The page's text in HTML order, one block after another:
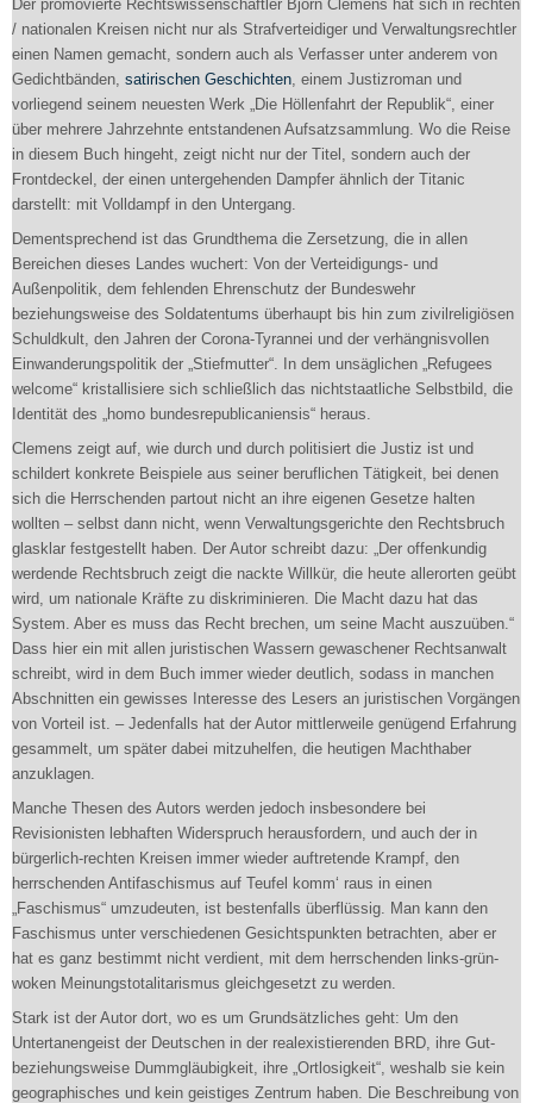
Der promovierte Rechtswissenschaftler Björn Clemens hat sich in rechten
/ nationalen Kreisen nicht nur als Strafverteidiger und Verwaltungsrechtler
einen Namen gemacht, sondern auch als Verfasser unter anderem von
Gedichtbänden, satirischen Geschichten, einem Justizroman und
vorliegend seinem neuesten Werk „Die Höllenfahrt der Republik“, einer
über mehrere Jahrzehnte entstandenen Aufsatzsammlung. Wo die Reise
in diesem Buch hingeht, zeigt nicht nur der Titel, sondern auch der
Frontdeckel, der einen untergehenden Dampfer ähnlich der Titanic
darstellt: mit Volldampf in den Untergang.
Dementsprechend ist das Grundthema die Zersetzung, die in allen
Bereichen dieses Landes wuchert: Von der Verteidigungs- und
Außenpolitik, dem fehlenden Ehrenschutz der Bundeswehr
beziehungsweise des Soldatentums überhaupt bis hin zum zivilreligiösen
Schuldkult, den Jahren der Corona-Tyrannei und der verhängnisvollen
Einwanderungspolitik der „Stiefmutter“. In dem unsäglichen „Refugees
welcome“ kristallisiere sich schließlich das nichtstaatliche Selbstbild, die
Identität des „homo bundesrepublicaniensis“ heraus.
Clemens zeigt auf, wie durch und durch politisiert die Justiz ist und
schildert konkrete Beispiele aus seiner beruflichen Tätigkeit, bei denen
sich die Herrschenden partout nicht an ihre eigenen Gesetze halten
wollten – selbst dann nicht, wenn Verwaltungsgerichte den Rechtsbruch
glasklar festgestellt haben. Der Autor schreibt dazu: „Der offenkundig
werdende Rechtsbruch zeigt die nackte Willkür, die heute allerorten geübt
wird, um nationale Kräfte zu diskriminieren. Die Macht dazu hat das
System. Aber es muss das Recht brechen, um seine Macht auszuüben.“
Dass hier ein mit allen juristischen Wassern gewaschener Rechtsanwalt
schreibt, wird in dem Buch immer wieder deutlich, sodass in manchen
Abschnitten ein gewisses Interesse des Lesers an juristischen Vorgängen
von Vorteil ist. – Jedenfalls hat der Autor mittlerweile genügend Erfahrung
gesammelt, um später dabei mitzuhelfen, die heutigen Machthaber
anzuklagen.
Manche Thesen des Autors werden jedoch insbesondere bei
Revisionisten lebhaften Widerspruch herausfordern, und auch der in
bürgerlich-rechten Kreisen immer wieder auftretende Krampf, den
herrschenden Antifaschismus auf Teufel komm‘ raus in einen
„Faschismus“ umzudeuten, ist bestenfalls überflüssig. Man kann den
Faschismus unter verschiedenen Gesichtspunkten betrachten, aber er
hat es ganz bestimmt nicht verdient, mit dem herrschenden links-grün-
woken Meinungstotalitarismus gleichgesetzt zu werden.
Stark ist der Autor dort, wo es um Grundsätzliches geht: Um den
Untertanengeist der Deutschen in der realexistierenden BRD, ihre Gut-
beziehungsweise Dummgläubigkeit, ihre „Ortlosigkeit“, weshalb sie kein
geographisches und kein geistiges Zentrum haben. Die Beschreibung von